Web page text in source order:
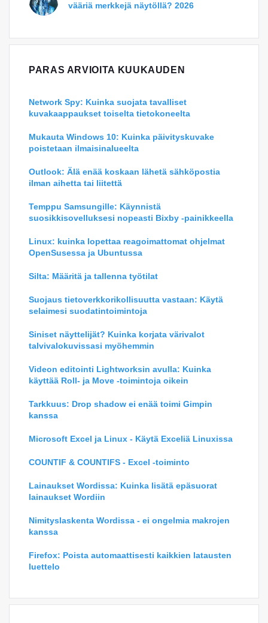
vääriä merkkejä näytöllä? 2026
PARAS ARVIOITA KUUKAUDEN
Network Spy: Kuinka suojata tavalliset
kuvakaappaukset toiselta tietokoneelta
Mukauta Windows 10: Kuinka päivityskuvake
poistetaan ilmaisinalueelta
Outlook: Älä enää koskaan lähetä sähköpostia
ilman aihetta tai liitettä
Temppu Samsungille: Käynnistä
suosikkisovelluksesi nopeasti Bixby -painikkeella
Linux: kuinka lopettaa reagoimattomat ohjelmat
OpenSusessa ja Ubuntussa
Silta: Määritä ja tallenna työtilat
Suojaus tietoverkkorikollisuutta vastaan: Käytä
selaimesi suodatintoimintoja
Siniset näyttelijät? Kuinka korjata värivalot
talvivalokuvissasi myöhemmin
Videon editointi Lightworksin avulla: Kuinka
käyttää Roll- ja Move -toimintoja oikein
Tarkkuus: Drop shadow ei enää toimi Gimpin
kanssa
Microsoft Excel ja Linux - Käytä Exceliä Linuxissa
COUNTIF & COUNTIFS - Excel -toiminto
Lainaukset Wordissa: Kuinka lisätä epäsuorat
lainaukset Wordiin
Nimityslaskenta Wordissa - ei ongelmia makrojen
kanssa
Firefox: Poista automaattisesti kaikkien latausten
luettelo